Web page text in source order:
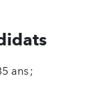
ans ;